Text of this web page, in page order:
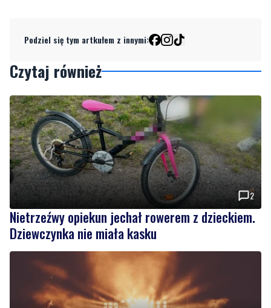
Podziel się tym artkułem z innymi:
Czytaj również
2
Nietrzeźwy opiekun jechał rowerem z dzieckiem.
Dziewczynka nie miała kasku